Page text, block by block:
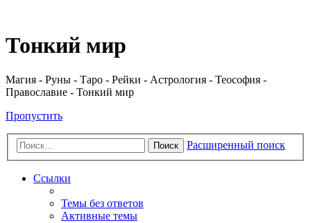
Тонкий мир
Магия - Руны - Таро - Рейки - Астрология - Теософия -
Православие - Тонкий мир
Пропустить
Поиск Расширенный поиск
Ссылки
Темы без ответов
Активные темы